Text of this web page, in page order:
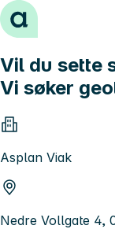
Hopp til innhold
Vil du sette
Vi søker
Asplan Viak
Nedre Vollgate 4,